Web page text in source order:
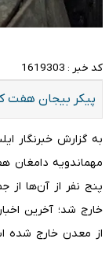
کد خبر : 1619303
پیکر بیجان هفت
به گزارش خبرنگار
مهماندویه
پنج نفر از آن‌ها از
خارج شد؛ آخرین
از معدن خارج شده